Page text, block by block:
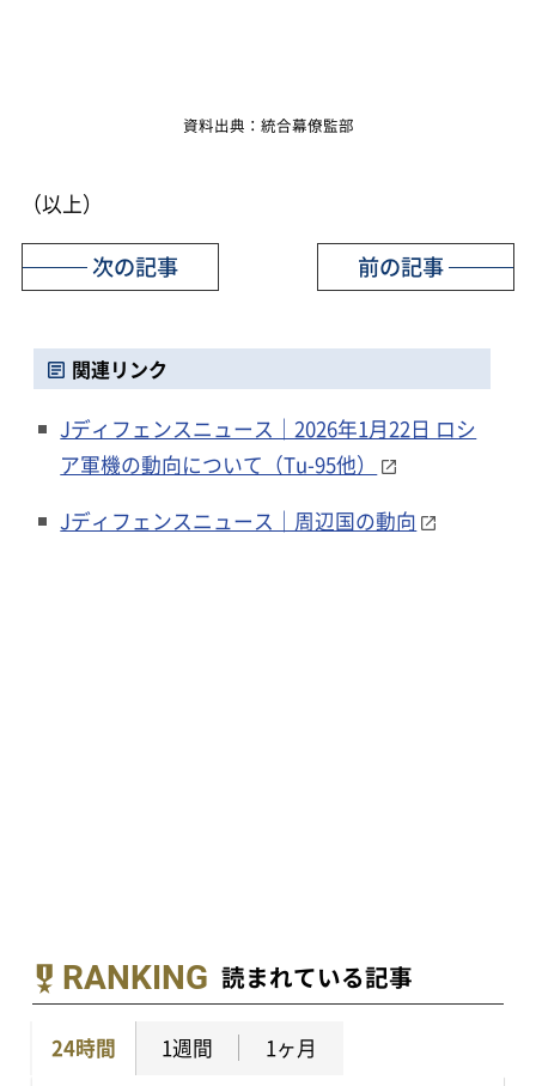
資料出典：統合幕僚監部
（以上）
前の記事
次の記事
関連リンク
Jディフェンスニュース｜2026年1月22日 ロシ
ア軍機の動向について（Tu-95他）
Jディフェンスニュース｜周辺国の動向
RANKING 読まれている記事
24時間 1週間 1ヶ月